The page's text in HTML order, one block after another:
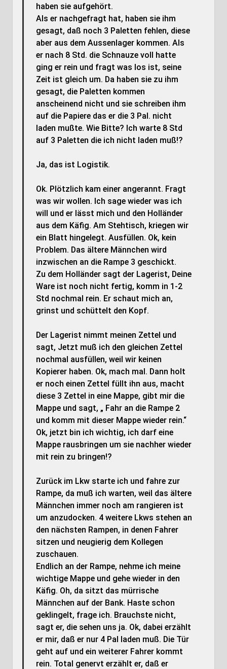
haben sie aufgehört.
Als er nachgefragt hat, haben sie ihm
gesagt, daß noch 3 Paletten fehlen, diese
aber aus dem Aussenlager kommen. Als
er nach 8 Std. die Schnauze voll hatte
ging er rein und fragt was los ist, seine
Zeit ist gleich um. Da haben sie zu ihm
gesagt, die Paletten kommen
anscheinend nicht und sie schreiben ihm
auf die Papiere das er die 3 Pal. nicht
laden mußte. Wie Bitte? Ich warte 8 Std
auf 3 Paletten die ich nicht laden muß!?
Ja, das ist Logistik.
Ok. Plötzlich kam einer angerannt. Fragt
was wir wollen. Ich sage wieder was ich
will und er lässt mich und den Holländer
aus dem Käfig. Am Stehtisch, kriegen wir
ein Blatt hingelegt. Ausfüllen. Ok, kein
Problem. Das ältere Männchen wird
inzwischen an die Rampe 3 geschickt.
Zu dem Holländer sagt der Lagerist, Deine
Ware ist noch nicht fertig, komm in 1-2
Std nochmal rein. Er schaut mich an,
grinst und schüttelt den Kopf.
Der Lagerist nimmt meinen Zettel und
sagt, Jetzt muß ich den gleichen Zettel
nochmal ausfüllen, weil wir keinen
Kopierer haben. Ok, mach mal. Dann holt
er noch einen Zettel füllt ihn aus, macht
diese 3 Zettel in eine Mappe, gibt mir die
Mappe und sagt, „ Fahr an die Rampe 2
und komm mit dieser Mappe wieder rein.“
Ok, jetzt bin ich wichtig, ich darf eine
Mappe rausbringen um sie nachher wieder
mit rein zu bringen!?
Zurück im Lkw starte ich und fahre zur
Rampe, da muß ich warten, weil das ältere
Männchen immer noch am rangieren ist
um anzudocken. 4 weitere Lkws stehen an
den nächsten Rampen, in denen Fahrer
sitzen und neugierig dem Kollegen
zuschauen.
Endlich an der Rampe, nehme ich meine
wichtige Mappe und gehe wieder in den
Käfig. Oh, da sitzt das mürrische
Männchen auf der Bank. Haste schon
geklingelt, frage ich. Brauchste nicht,
sagt er, die sehen uns ja. Ok, dabei erzählt
er mir, daß er nur 4 Pal laden muß. Die Tür
geht auf und ein weiterer Fahrer kommt
rein. Total genervt erzählt er, daß er